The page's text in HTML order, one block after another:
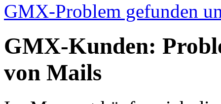
GMX-Problem gefunden
GMX-Kunden:
von Mails